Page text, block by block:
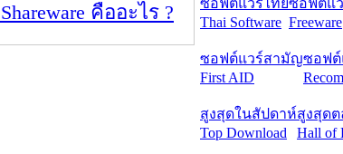
Shareware คืออะไร ?
ซอฟต์แวร์ไทย
Thai Software
ซอฟต์แ
Freeware
ซอฟต์แวร์สามัญ
First AID
ซอฟต์
สูงสุดในสัปดาห์
Top Download
สูงสุด
Hall of